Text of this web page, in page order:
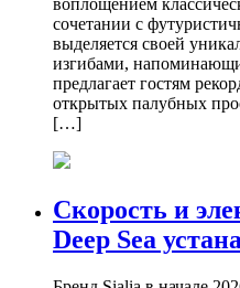
сочетании с
выделяется своей
изгибами,
предлагает гостям
открытых палубных
[…]
Скорость и
Deep Sea